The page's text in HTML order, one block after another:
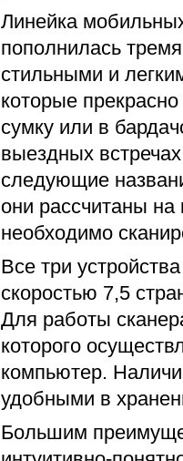
Линейка
пополнилась
стильными и
которые
сумку или в
выездных
следующие
они рассчитаны на
необходимо
Все три
скоростью 7,5
Для работы
которого
компьютер.
удобными в
Большим